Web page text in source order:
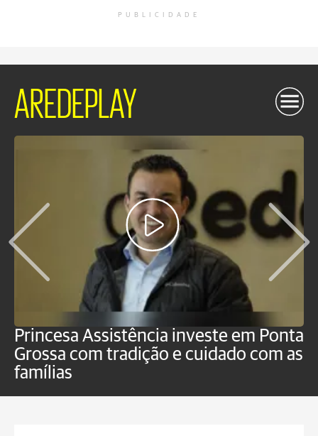
PUBLICIDADE
AREDEPLAY
Princesa Assistência investe em Ponta
Grossa com tradição e cuidado com as
famílias